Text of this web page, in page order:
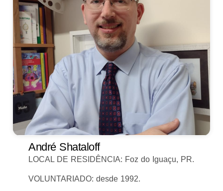
André Shataloff
LOCAL DE RESIDÊNCIA: Foz do Iguaçu, PR.
VOLUNTARIADO: desde 1992.